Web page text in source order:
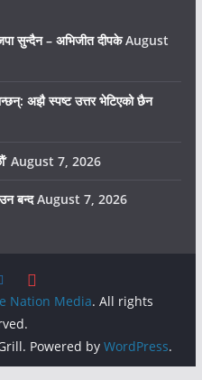
सुन्दैन – अभिजीत दीपके August
अझै स्पष्ट उत्तर भेटिएको छैन
August 7, 2026
बन्द August 7, 2026
Nation Media. All rights
Powered by WordPress.